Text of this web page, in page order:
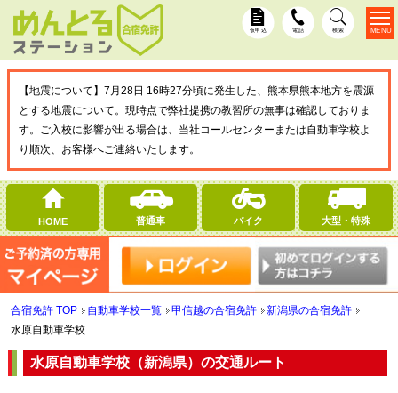
仮申込 電話 検索
【地震について】7月28日 16時27分頃に発生した、熊本県熊本地方を震源
とする地震について。現時点で弊社提携の教習所の無事は確認しておりま
す。ご入校に影響が出る場合は、当社コールセンターまたは自動車学校よ
り順次、お客様へご連絡いたします。
HOME 普通車 バイク 大型・特殊
MENU
合宿免許 TOP 自動車学校一覧 甲信越の合宿免許
新潟県の合宿免許
水原自動車学校
水原自動車学校（新潟県）の交通ルート